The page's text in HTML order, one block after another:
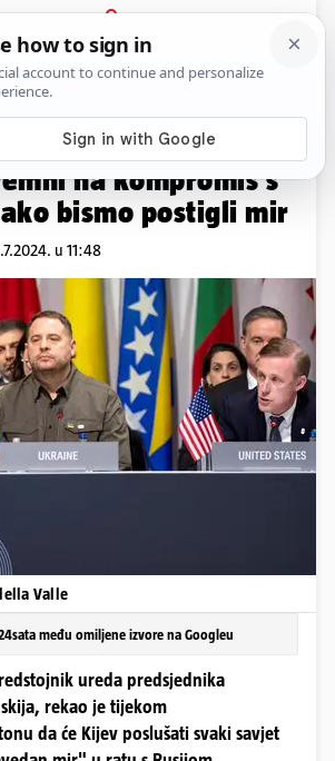
PRIJAVA
News Komentari
ureda Zelenskog:
na kompromis s
bismo postigli mir
u 11:48
Valle
među omiljene izvore na Googleu
ureda predsjednika
rekao je tijekom
da će Kijev poslušati svaki savjet